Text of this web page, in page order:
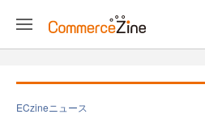
ECzineニュース